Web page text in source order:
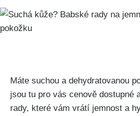
Máte suchou a dehydratovanou
jsou tu ⁣pro vás cenově⁢ dostupné
rady, které vám vrátí jemnost a